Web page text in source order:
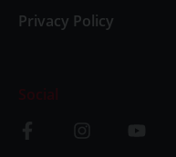
Privacy Policy
Social